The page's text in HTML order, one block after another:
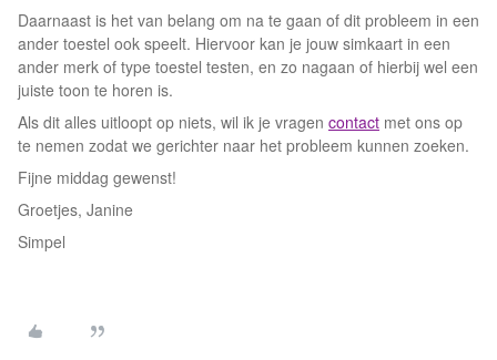
Daarnaast is het van belang om na te gaan of dit probleem in een
ander toestel ook speelt. Hiervoor kan je jouw simkaart in een
ander merk of type toestel testen, en zo nagaan of hierbij wel een
juiste toon te horen is.
Als dit alles uitloopt op niets, wil ik je vragen contact met ons op
te nemen zodat we gerichter naar het probleem kunnen zoeken.
Fijne middag gewenst!
Groetjes, Janine
Simpel